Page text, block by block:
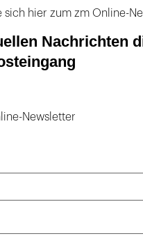
sich hier zum zm Online-
Nachrichten
Newsletter